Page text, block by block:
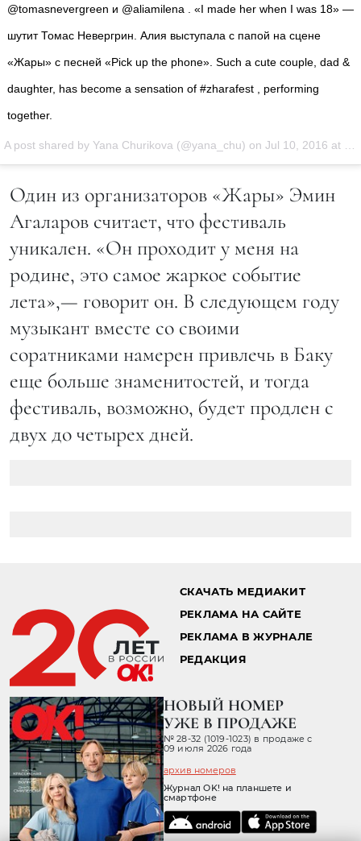
@tomasnevergreen и @aliamilena . «I made her when I was 18» —
шутит Томас Невергрин. Алия выступала с папой на сцене
«Жары» с песней «Pick up the phone». Such a cute couple, dad &
daughter, has become a sensation of #zharafest , performing
together.
A post shared by Yana Churikova (@yana_chu) on Jul 10, 2016 at 5:24am PDT
Один из организаторов «Жары» Эмин
Агаларов считает, что фестиваль
уникален. «Он проходит у меня на
родине, это самое жаркое событие
лета»,— говорит он. В следующем году
музыкант вместе со своими
соратниками намерен привлечь в Баку
еще больше знаменитостей, и тогда
фестиваль, возможно, будет продлен с
двух до четырех дней.
СКАЧАТЬ МЕДИАКИТ
РЕКЛАМА НА САЙТЕ
РЕКЛАМА В ЖУРНАЛЕ
РЕДАКЦИЯ
НОВЫЙ НОМЕР
УЖЕ В ПРОДАЖЕ
№ 28-32 (1019-1023) в продаже с
09 июля 2026 года
архив номеров
Журнал OK! на планшете и
смартфоне